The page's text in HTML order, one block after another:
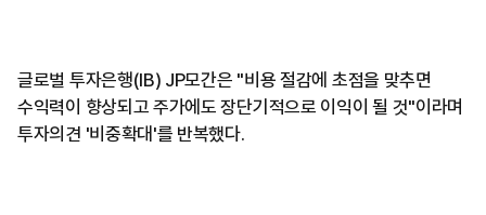
​글로벌 투자은행(IB) JP모간은 "비용 절감에 초점을 맞추면
수익력이 향상되고 주가에도 장단기적으로 이익이 될 것"이라며
투자의견 '비중확대'를 반복했다.